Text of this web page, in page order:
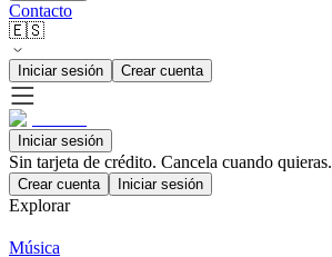
Contacto
🇪🇸
Iniciar sesión Crear cuenta
Iniciar sesión
Sin tarjeta de crédito. Cancela cuando quieras.
Crear cuenta Iniciar sesión
Explorar
Música